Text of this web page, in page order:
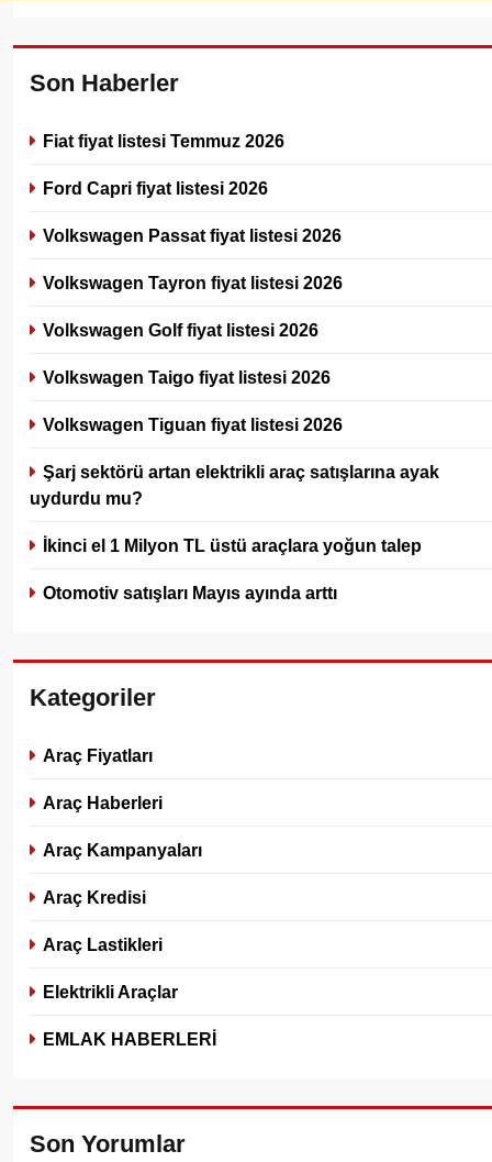
Son Haberler
Fiat fiyat listesi Temmuz 2026
Ford Capri fiyat listesi 2026
Volkswagen Passat fiyat listesi 2026
Volkswagen Tayron fiyat listesi 2026
Volkswagen Golf fiyat listesi 2026
Volkswagen Taigo fiyat listesi 2026
Volkswagen Tiguan fiyat listesi 2026
Şarj sektörü artan elektrikli araç satışlarına ayak
uydurdu mu?
İkinci el 1 Milyon TL üstü araçlara yoğun talep
Otomotiv satışları Mayıs ayında arttı
Kategoriler
Araç Fiyatları
Araç Haberleri
Araç Kampanyaları
Araç Kredisi
Araç Lastikleri
Elektrikli Araçlar
EMLAK HABERLERİ
Son Yorumlar